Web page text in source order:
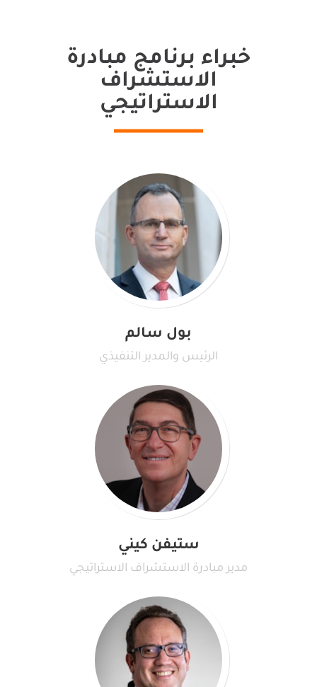
خبراء برنامج مبادرة
الاستشراف
الاستراتيجي
بول سالم
الرئيس والمدير التنفيذي
ستيفن كيني
مدير مبادرة الاستشراف الاستراتيجي